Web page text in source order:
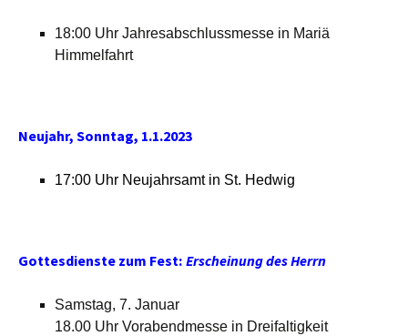
18:00 Uhr Jahresabschlussmesse in Mariä
Himmelfahrt
Neujahr, Sonntag, 1.1.2023
17:00 Uhr Neujahrsamt in St. Hedwig
Gottesdienste zum Fest: Erscheinung des Herrn
Samstag, 7. Januar
18.00 Uhr Vorabendmesse in Dreifaltigkeit